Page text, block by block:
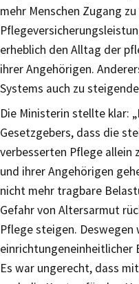
mehr Menschen Zugang zu
erheblich den Alltag der
ihrer Angehörigen.
Systems auch zu
Die Ministerin stellte klar:
Gesetzgebers, dass die
verbesserten Pflege allein
und ihrer Angehörigen
nicht mehr tragbare
Gefahr von Altersarmut
Pflege steigen. Deswegen
einrichtungeneinheitlicher
Es war ungerecht, dass